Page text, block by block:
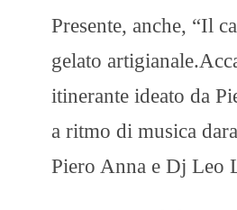
Presente, anche, “Il
gelato
itinerante ideato da
a ritmo di musica
Piero Anna e Dj Leo